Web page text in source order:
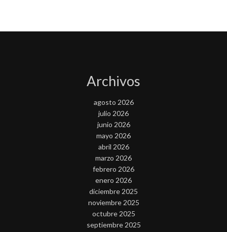
Archivos
agosto 2026
julio 2026
junio 2026
mayo 2026
abril 2026
marzo 2026
febrero 2026
enero 2026
diciembre 2025
noviembre 2025
octubre 2025
septiembre 2025